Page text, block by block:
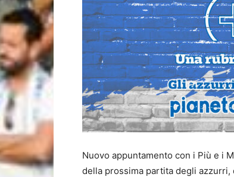
Nuovo appuntamento con i Più e i
della prossima partita degli azzurri,